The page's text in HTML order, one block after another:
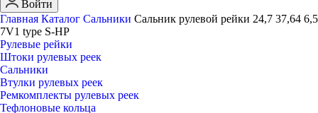
Войти
Главная Каталог Сальники Сальник рулевой рейки 24,7 37,64 6,5
7V1 type S-HP
Рулевые рейки
Штоки рулевых реек
Сальники
Втулки рулевых реек
Ремкомплекты рулевых реек
Тефлоновые кольца